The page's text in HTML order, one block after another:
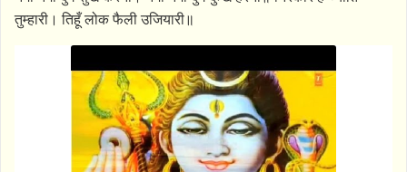
तुम्हारी। तिहूँ लोक फैली उजियारी॥